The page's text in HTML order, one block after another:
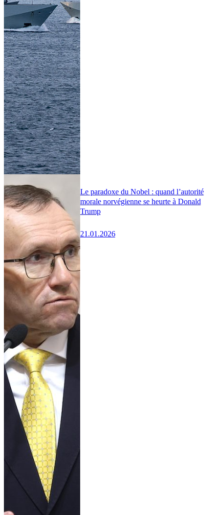
Le paradoxe du Nobel : quand l’autorité
morale norvégienne se heurte à Donald
Trump
21.01.2026